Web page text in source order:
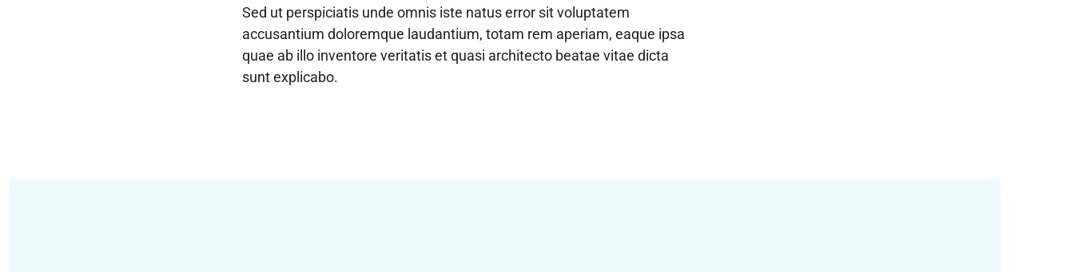
Sed ut perspiciatis unde omnis iste natus error sit voluptatem
accusantium doloremque laudantium, totam rem aperiam, eaque ipsa
quae ab illo inventore veritatis et quasi architecto beatae vitae dicta
sunt explicabo.